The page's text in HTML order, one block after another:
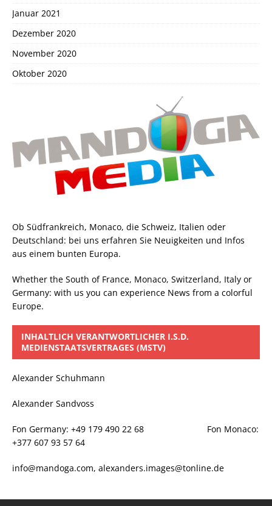
Januar 2021
Dezember 2020
November 2020
Oktober 2020
Ob Südfrankreich, Monaco, die Schweiz, Italien oder
Deutschland: bei uns erfahren Sie Neuigkeiten und Infos
aus einem bunten Europa.
Whether the South of France, Monaco, Switzerland, Italy or
Germany: with us you can experience News from a colorful
Europe.
INHALTLICH VERANTWORTLICHER I.S.D.
MEDIENSTAATSVERTRAGES (MSTV)
Alexander Schuhmann
Alexander Sandvoss
Fon Germany: +49 179 490 22 68 Fon Monaco:
+377 607 93 57 64
info@mandoga.com, alexanders.images@tonline.de